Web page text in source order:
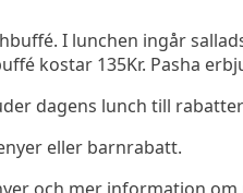
I lunchen ingår
kostar 135Kr. Pasha
dagens lunch till
eller barnrabatt.